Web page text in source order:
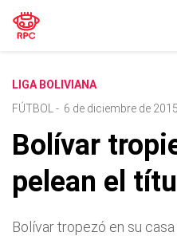
LIGA BOLIVIANA
FÚTBOL
- 6 de diciembre de
Bolívar
pelean el
Bolívar tropezó en su